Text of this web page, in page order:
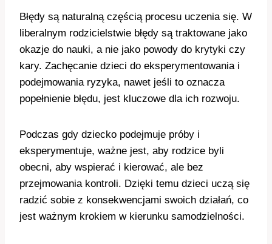
Błędy są naturalną częścią procesu uczenia się. W
liberalnym rodzicielstwie błędy są traktowane jako
okazje do nauki, a nie jako powody do krytyki czy
kary. Zachęcanie dzieci do eksperymentowania i
podejmowania ryzyka, nawet jeśli to oznacza
popełnienie błędu, jest kluczowe dla ich rozwoju.
Podczas gdy dziecko podejmuje próby i
eksperymentuje, ważne jest, aby rodzice byli
obecni, aby wspierać i kierować, ale bez
przejmowania kontroli. Dzięki temu dzieci uczą się
radzić sobie z konsekwencjami swoich działań, co
jest ważnym krokiem w kierunku samodzielności.